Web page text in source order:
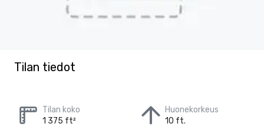
Tilan tiedot
Tilan koko
1 375 ft²
Huonekorkeus
10 ft.